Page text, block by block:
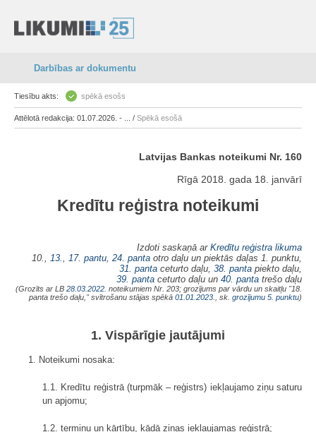
Darbības ar dokumentu
Tiesību akts: spēkā esošs
Attēlotā redakcija: 01.07.2026. - ... / Spēkā esošā
Latvijas Bankas noteikumi Nr. 160
Rīgā 2018. gada 18. janvārī
Kredītu reģistra noteikumi
Izdoti saskaņā ar Kredītu reģistra likuma
10.,
13. 17. pantu 24. panta otro daļu un piektās daļas 1. punktu,
31. panta ceturto daļu, 38. panta piekto daļu,
39. panta ceturto daļu un 40. panta trešo daļu
(Grozīts ar LB 28.03.2022. noteikumiem Nr. 203; grozījums par vārdu un skaitļu "18.
panta trešo daļu," svītrošanu stājas spēkā 01.01.2023. , sk. grozījumu 5. punktu)
1. Vispārīgie jautājumi
1. Noteikumi nosaka:
1.1. Kredītu reģistrā (turpmāk – reģistrs) iekļaujamo ziņu saturu
un apjomu;
1.2. termiņu un kārtību, kādā ziņas iekļaujamas reģistrā;